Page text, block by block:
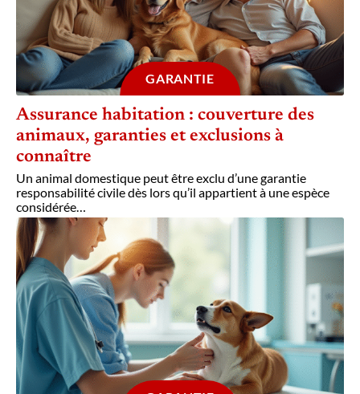
GARANTIE
Assurance habitation : couverture des
animaux, garanties et exclusions à
connaître
Un animal domestique peut être exclu d’une garantie
responsabilité civile dès lors qu’il appartient à une espèce
considérée…